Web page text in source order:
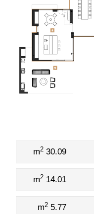
30.09 m
2
14.01 m
2
5.77 m
2